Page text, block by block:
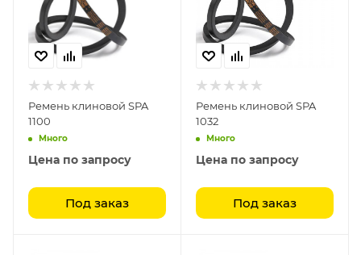
Ремень клиновой SPA
1100
Много
Цена по запросу
Под заказ
Ремень клиновой SPA
1032
Много
Цена по запросу
Под заказ